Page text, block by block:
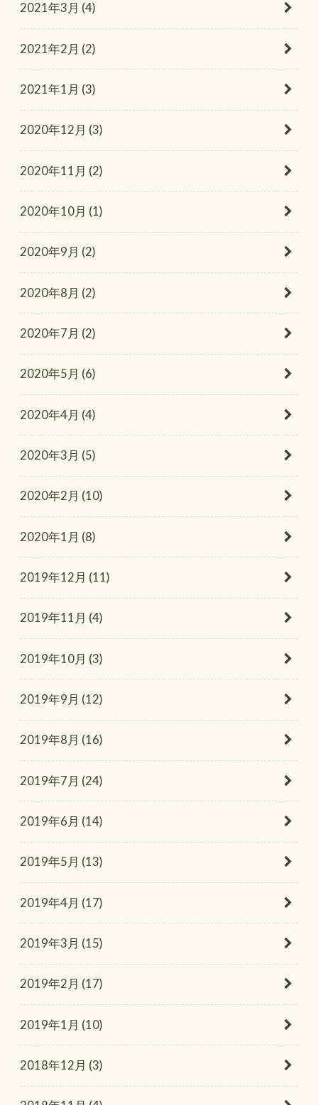
2021年3月 (4)
2021年2月 (2)
2021年1月 (3)
2020年12月 (3)
2020年11月 (2)
2020年10月 (1)
2020年9月 (2)
2020年8月 (2)
2020年7月 (2)
2020年5月 (6)
2020年4月 (4)
2020年3月 (5)
2020年2月 (10)
2020年1月 (8)
2019年12月 (11)
2019年11月 (4)
2019年10月 (3)
2019年9月 (12)
2019年8月 (16)
2019年7月 (24)
2019年6月 (14)
2019年5月 (13)
2019年4月 (17)
2019年3月 (15)
2019年2月 (17)
2019年1月 (10)
2018年12月 (3)